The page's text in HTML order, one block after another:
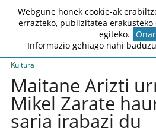
Kultura
Maitane Arizti
Mikel Zarate
saria irabazi du
Webgune honek cookie-ak
errazteko, publizitatea
egiteko.
Informazio gehiago nahi